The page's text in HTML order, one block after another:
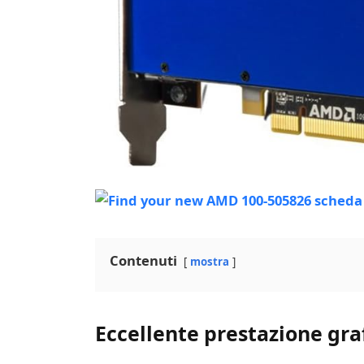
Contenuti mostra
Eccellente prestazione